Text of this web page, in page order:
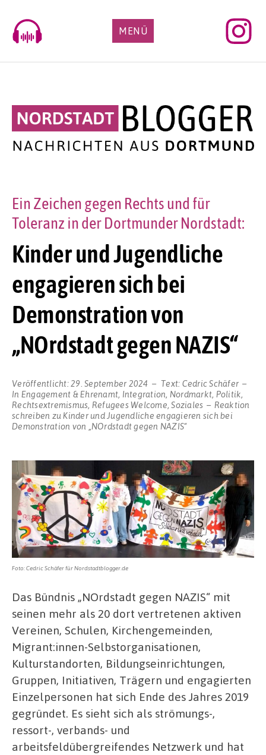
content
MENÜ
Kinder und Jugendliche
engagieren sich bei
Demonstration von
„NOrdstadt gegen NAZIS“
Ein Zeichen gegen Rechts und für
Toleranz in der Dortmunder Nordstadt:
Veröffentlicht:29. September 2024 Text: Cedric Schäfer
In Engagement & Ehrenamt, Integration, Nordmarkt, Politik,
Rechtsextremismus, Refugees Welcome,Soziales
Reaktion
schreiben zu Kinder und Jugendliche engagieren sich bei
Demonstration von „NOrdstadt gegen NAZIS“
Foto: Cedric Schäfer für Nordstadtblogger.de
Das Bündnis „NOrdstadt gegen NAZIS“ mit
seinen mehr als 20 dort vertretenen aktiven
Vereinen, Schulen, Kirchengemeinden,
Migrant:innen-Selbstorganisationen,
Kulturstandorten, Bildungseinrichtungen,
Gruppen, Initiativen, Trägern und engagierten
Einzelpersonen hat sich Ende des Jahres 2019
gegründet. Es sieht sich als strömungs-,
ressort-, verbands- und
arbeitsfeldübergreifendes Netzwerk und hat